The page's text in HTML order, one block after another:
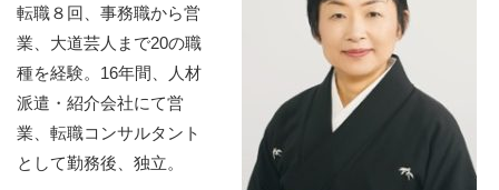
転職８回、事務職から営
業、大道芸人まで20の職
種を経験。16年間、人材
派遣・紹介会社にて営
業、転職コンサルタント
として勤務後、独立。